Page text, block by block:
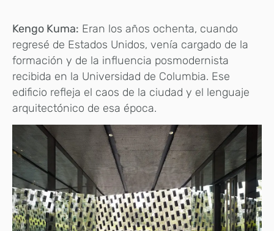
Kengo Kuma: Eran los años ochenta, cuando
regresé de Estados Unidos, venía cargado de la
formación y de la influencia posmodernista
recibida en la Universidad de Columbia. Ese
edificio refleja el caos de la ciudad y el lenguaje
arquitectónico de esa época.